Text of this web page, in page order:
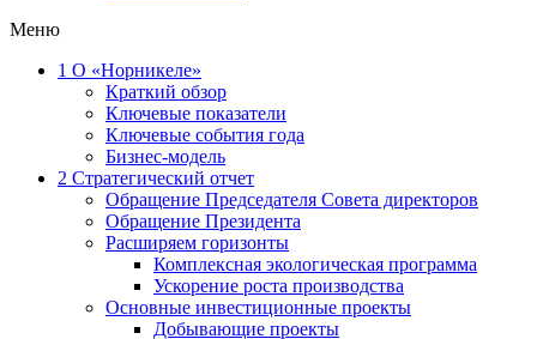
Меню
1 О «Норникеле»
Краткий обзор
Ключевые показатели
Ключевые события года
Бизнес-модель
2 Стратегический отчет
Обращение Председателя Совета директоров
Обращение Президента
Расширяем горизонты
Комплексная экологическая программа
Ускорение роста производства
Основные инвестиционные проекты
Добывающие проекты